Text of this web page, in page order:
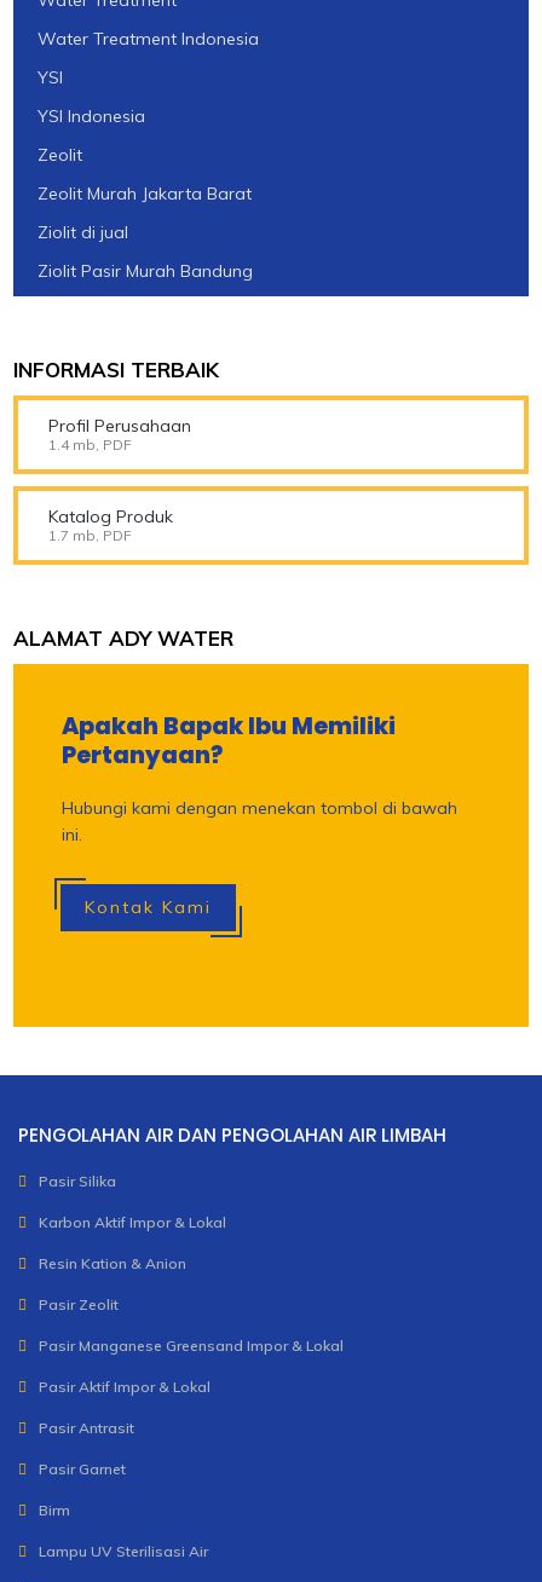
Water Treatment Indonesia
YSI
YSI Indonesia
Zeolit
Zeolit Murah Jakarta Barat
Ziolit di jual
Ziolit Pasir Murah Bandung
INFORMASI TERBAIK
Profil Perusahaan
1.4 mb, PDF
Katalog Produk
1.7 mb, PDF
ALAMAT ADY WATER
Apakah Bapak Ibu Memiliki
Pertanyaan?
Hubungi kami dengan menekan tombol di bawah
ini.
Kontak Kami
PENGOLAHAN AIR DAN PENGOLAHAN AIR LIMBAH
Pasir Silika
Karbon Aktif Impor & Lokal
Resin Kation & Anion
Pasir Zeolit
Pasir Manganese Greensand Impor & Lokal
Pasir Aktif Impor & Lokal
Pasir Antrasit
Pasir Garnet
Birm
Lampu UV Sterilisasi Air